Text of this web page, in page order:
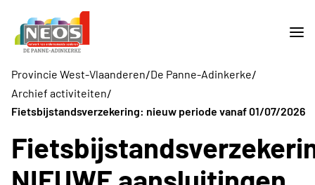
Provincie West-Vlaanderen/De Panne-Adinkerke/
Archief activiteiten/
Fietsbijstandsverzekering: nieuw periode vanaf 01/07/2026